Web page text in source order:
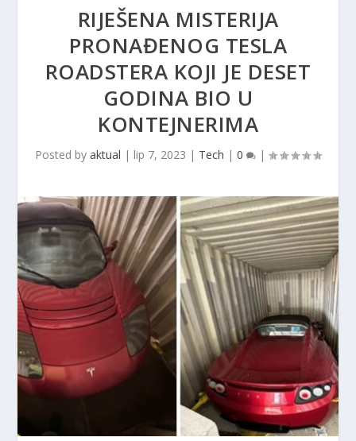
RIJEŠENA MISTERIJA
PRONAĐENOG TESLA
ROADSTERA KOJI JE DESET
GODINA BIO U
KONTEJNERIMA
Posted by aktual | lip 7, 2023 | Tech | 0 |